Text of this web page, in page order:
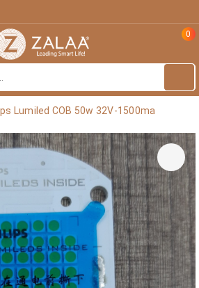
0
Lumiled COB 50w 32V-1500ma